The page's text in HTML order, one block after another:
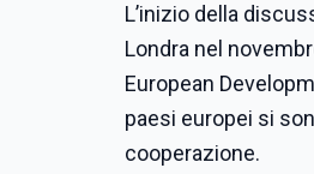
L’inizio della
Londra nel
European
paesi europei si
cooperazione.